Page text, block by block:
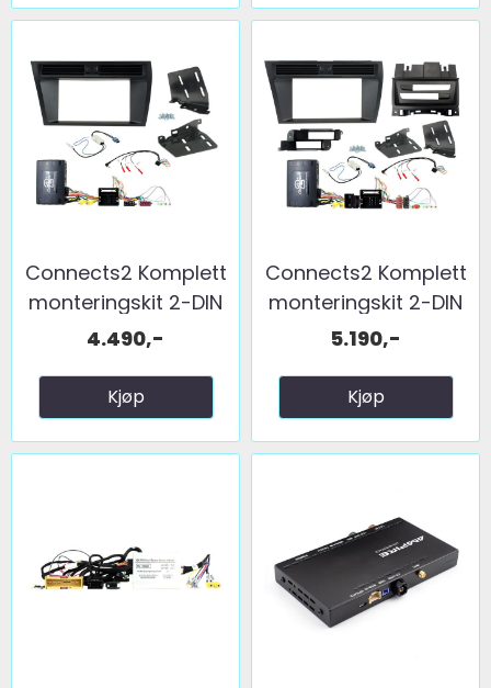
Connects2 Komplett
monteringskit 2-DIN
...
4.490,-
Kjøp
Connects2 Komplett
monteringskit 2-DIN
...
5.190,-
Kjøp